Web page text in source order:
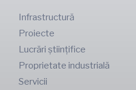
Infrastructură
Proiecte
Lucrări științifice
Proprietate industrială
Servicii